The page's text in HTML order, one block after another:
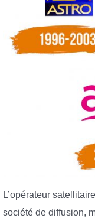
L’opérateur
société de diffusion,